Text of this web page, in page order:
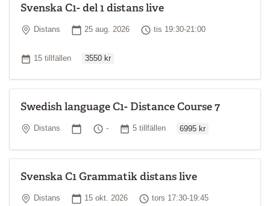
Svenska C1- del 1 distans live
Plats
Distans Startdatum
25 aug. 2026 Tid
tis 19:30-21:00
Antal tillfällen
15 tillfällen 3550 kr
Swedish language C1- Distance Course 7
Plats
Distans Startdatum
Tid
- Antal tillfällen
5 tillfällen 6995 kr
Svenska C1 Grammatik distans live
Plats
Distans Startdatum
15 okt. 2026 Tid
tors 17:30-19:45